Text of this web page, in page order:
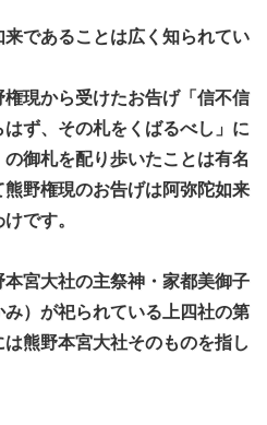
であることは広く知られてい
現から受けたお告げ「信不信
ず、その札をくばるべし」に
御札を配り歩いたことは有名
野権現のお告げは阿弥陀如来
です。
宮大社の主祭神・家都美御子
）が祀られている上四社の第
熊野本宮大社そのものを指し